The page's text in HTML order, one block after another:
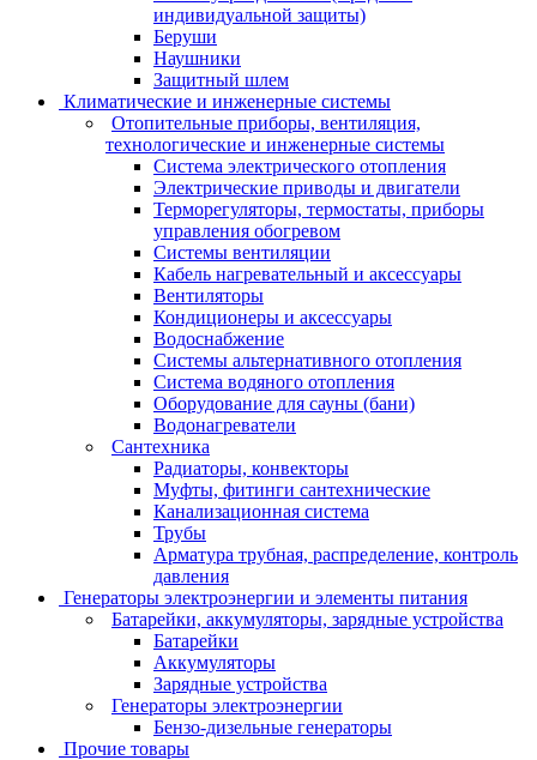
индивидуальной защиты)
Беруши
Наушники
Защитный шлем
Климатические и инженерные системы
Отопительные приборы, вентиляция,
технологические и инженерные системы
Система электрического отопления
Электрические приводы и двигатели
Терморегуляторы, термостаты, приборы
управления обогревом
Системы вентиляции
Кабель нагревательный и аксессуары
Вентиляторы
Кондиционеры и аксессуары
Водоснабжение
Системы альтернативного отопления
Система водяного отопления
Оборудование для сауны (бани)
Водонагреватели
Сантехника
Радиаторы, конвекторы
Муфты, фитинги сантехнические
Канализационная система
Трубы
Арматура трубная, распределение, контроль
давления
Генераторы электроэнергии и элементы питания
Батарейки, аккумуляторы, зарядные устройства
Батарейки
Аккумуляторы
Зарядные устройства
Генераторы электроэнергии
Бензо-дизельные генераторы
Прочие товары